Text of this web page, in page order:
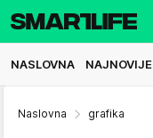
NASLOVNA NAJNOVIJE
Naslovna grafika